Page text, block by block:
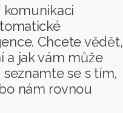
komunikaci
Chcete vědět,
a jak vám může
se s tím,
nám rovnou